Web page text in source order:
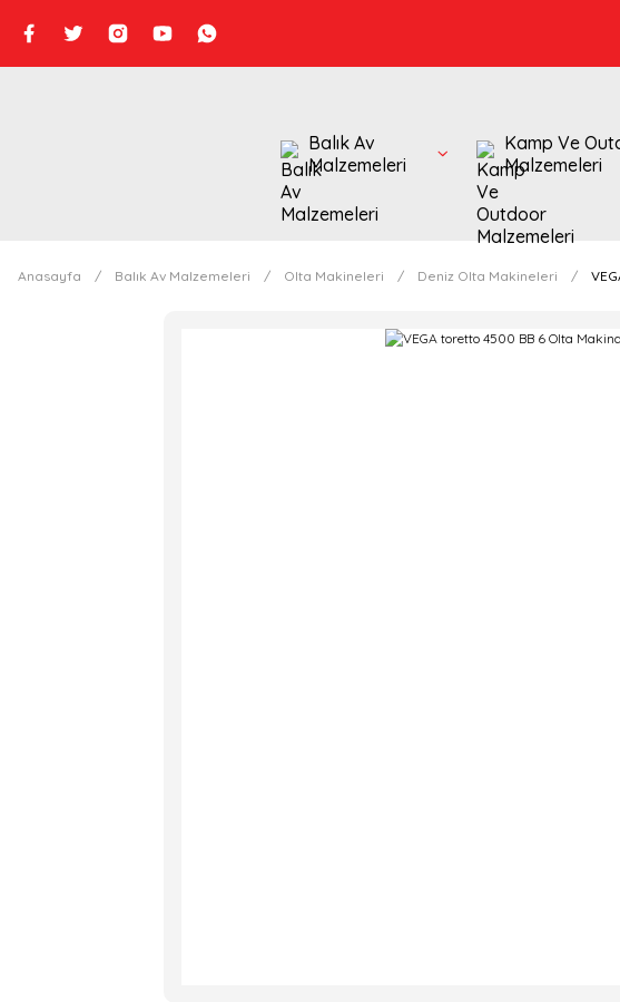
Balık Av
Malzemeleri
Kamp Ve
Malzemeleri
Anasayfa Balık Av Malzemeleri Olta Makineleri Deniz Olta Makineleri